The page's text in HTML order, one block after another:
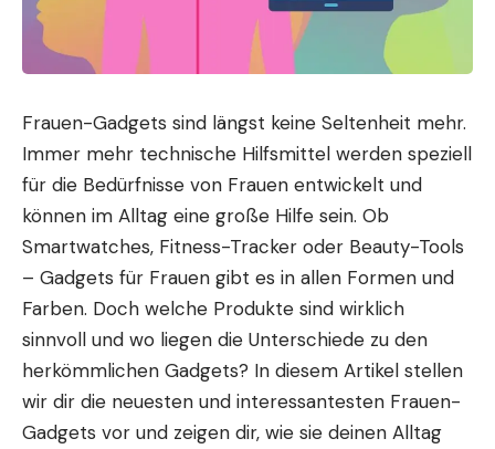
Frauen-Gadgets sind längst keine Seltenheit mehr.
Immer mehr technische Hilfsmittel werden speziell
für die Bedürfnisse von Frauen entwickelt und
können im Alltag eine große Hilfe sein. Ob
Smartwatches, Fitness-Tracker oder Beauty-Tools
– Gadgets für Frauen gibt es in allen Formen und
Farben. Doch welche Produkte sind wirklich
sinnvoll und wo liegen die Unterschiede zu den
herkömmlichen Gadgets? In diesem Artikel stellen
wir dir die neuesten und interessantesten Frauen-
Gadgets vor und zeigen dir, wie sie deinen Alltag